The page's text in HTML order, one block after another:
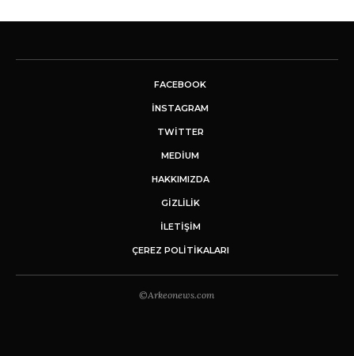
FACEBOOK
INSTAGRAM
TWITTER
MEDIUM
HAKKIMIZDA
GİZLİLİK
İLETIŞIM
ÇEREZ POLITIKALARI
©Arkeonews.com